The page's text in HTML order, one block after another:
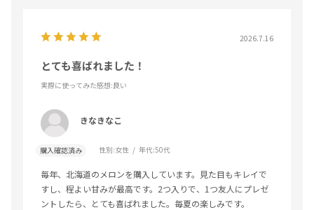
2026.7.16
とても喜ばれました！
実際に使ってみた感想:良い
きなきなこ
購入確認済み 性別:女性 年代:50代
毎年、北海道のメロンを購入しています。見た目もキレイで
すし、程よい甘みが最高です。2つ入りで、1つ友人にプレゼ
ントしたら、とても喜ばれました。毎夏の楽しみです。